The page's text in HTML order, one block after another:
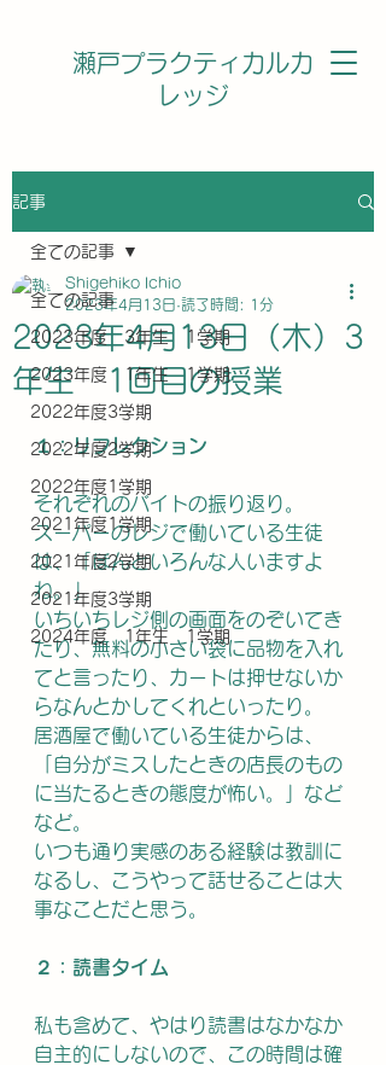
瀬戸プラクティカルカ
レッジ
記事
全ての記事
2023年度 3年生 1学期
2023年度 1年生 1学期
2022年度3学期
2022年度2学期
2022年度1学期
2021年度1学期
2021年度2学期
2021年度3学期
2024年度 1年生 1学期
全ての記事
2023年4月13日（木）3
年生 1回目の授業
Shigehiko Ichio
2023年4月13日 読了時間: 1分
１：リフレクション
それぞれのバイトの振り返り。
スーパーのレジで働いている生徒
は、「ほんといろんな人いますよ
ね。」
いちいちレジ側の画面をのぞいてき
たり、無料の小さい袋に品物を入れ
てと言ったり、カートは押せないか
らなんとかしてくれといったり。
居酒屋で働いている生徒からは、
「自分がミスしたときの店長のもの
に当たるときの態度が怖い。」など
など。
いつも通り実感のある経験は教訓に
なるし、こうやって話せることは大
事なことだと思う。
２：読書タイム
私も含めて、やはり読書はなかなか
自主的にしないので、この時間は確